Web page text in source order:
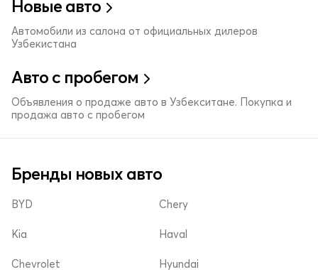
Новые авто
Автомобили из салона от официальных дилеров
Узбекистана
Авто с пробегом
Объявления о продаже авто в Узбекситане. Покупка и
продажа авто с пробегом
Бренды новых авто
BYD
Kia
Chevrolet
Chery
Haval
Hyundai